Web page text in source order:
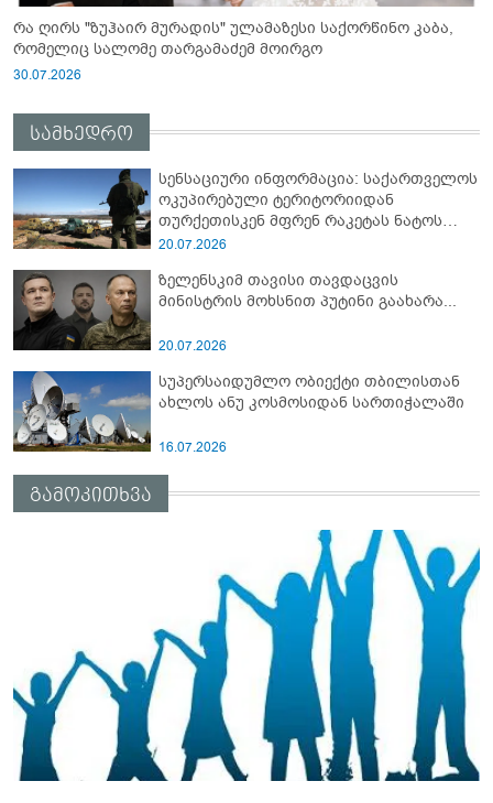
რა ღირს "ზუჰაირ მურადის" ულამაზესი საქორწინო კაბა,
რომელიც სალომე თარგამაძემ მოირგო
30.07.2026
სამხედრო
სენსაციური ინფორმაცია: საქართველოს
ოკუპირებული ტერიტორიიდან
თურქეთისკენ მფრენ რაკეტას ნატოს
სამიტი კინაღამ ჩაუშლია
20.07.2026
ზელენსკიმ თავისი თავდაცვის
მინისტრის მოხსნით პუტინი გაახარა...
20.07.2026
სუპერსაიდუმლო ობიექტი თბილისთან
ახლოს ანუ კოსმოსიდან სართიჭალაში
16.07.2026
გამოკითხვა